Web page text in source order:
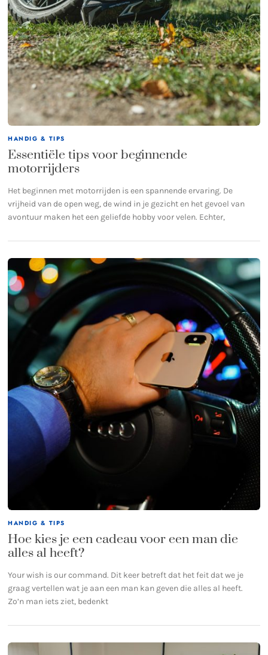
HANDIG & TIPS
Essentiële tips voor beginnende
motorrijders
Het beginnen met motorrijden is een spannende ervaring. De
vrijheid van de open weg, de wind in je gezicht en het gevoel van
avontuur maken het een geliefde hobby voor velen. Echter,
HANDIG & TIPS
Hoe kies je een cadeau voor een man die
alles al heeft?
Your wish is our command. Dit keer betreft dat het feit dat we je
graag vertellen wat je aan een man kan geven die alles al heeft.
Zo’n man iets ziet, bedenkt